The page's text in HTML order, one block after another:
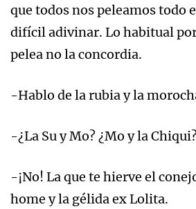
que todos nos peleamos todo
difícil adivinar. Lo habitual
pelea no la concordia.
-Hablo de la rubia y la
-¿La Su y Mo? ¿Mo y la
-¡No! La que te hierve el
home y la gélida ex Lolita.